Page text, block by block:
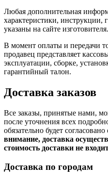
Любая дополнительная
характеристики, инструкции,
указаны на сайте изготовителя.
В момент оплаты и передачи
продавец представляет
эксплуатации, сборке,
гарантийный талон.
Доставка заказов
Все заказы, принятые нами,
после уточнения всех
обязательно будет
внимание, доставка
стоимость доставки не
Доставка по городам